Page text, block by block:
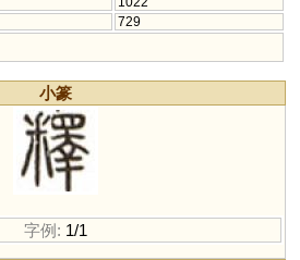
729
小篆
字例: 1/1